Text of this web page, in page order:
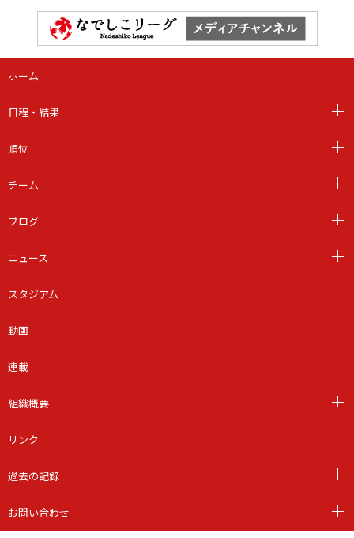
ホーム
日程・結果
順位
チーム
ブログ
ニュース
スタジアム
動画
連載
組織概要
リンク
過去の記録
お問い合わせ